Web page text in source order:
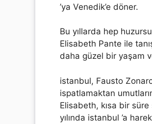
’ya Venedik’e döner.
Bu yıllarda hep
Elisabeth Pante ile
daha güzel bir yaşam
istanbul, Fausto
ispatlamaktan
Elisabeth, kısa bir
yılında istanbul ’a